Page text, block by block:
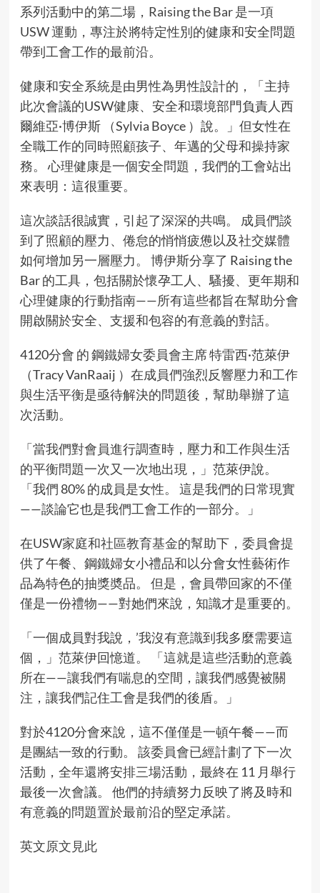
系列活動中的第二場， Raising the Bar 是一項
USW 運動 ，專注於將特定性別的健康和安全問題
帶到工會工作的最前沿。
健康和安全系統是由男性為男性設計的，「主持
此次會議的USW健康、安全和環境部門負責人西
爾維亞·博伊斯 （Sylvia Boyce ）說。」但女性在
全職工作的同時照顧孩子、年邁的父母和操持家
務。 心理健康是一個安全問題，我們的工會站出
來表明：這很重要。
這次談話很誠實，引起了深深的共鳴。 成員們談
到了照顧的壓力、倦怠的悄悄疲憊以及社交媒體
如何增加另一層壓力。 博伊斯分享了 Raising the
Bar 的工具，包括關於懷孕工人、騷擾、更年期和
心理健康的行動指南——所有這些都旨在幫助分會
開啟關於安全、支援和包容的有意義的對話。
4120分會 的 鋼鐵婦女委員會主席 特雷西·范萊伊
（Tracy VanRaaij ）在成員們強烈反響壓力和工作
與生活平衡是亟待解決的問題後，幫助舉辦了這
次活動。
「當我們對會員進行調查時，壓力和工作與生活
的平衡問題一次又一次地出現，」范萊伊說。
「我們 80% 的成員是女性。 這是我們的日常現實
——談論它也是我們工會工作的一部分。」
在USW家庭和社區教育基金的幫助下，委員會提
供了午餐、鋼鐵婦女小禮品和以分會女性藝術作
品為特色的抽獎奬品。 但是，會員帶回家的不僅
僅是一份禮物——對她們來說，知識才是重要的。
「一個成員對我說，’我沒有意識到我多麼需要這
個，」范萊伊回憶道。 「這就是這些活動的意義
所在——讓我們有喘息的空間，讓我們感覺被關
注，讓我們記住工會是我們的後盾。」
對於4120分會來說，這不僅僅是一頓午餐——而
是團結一致的行動。 該委員會已經計劃了下一次
活動，全年還將安排三場活動，最終在 11 月舉行
最後一次會議。 他們的持續努力反映了將及時和
有意義的問題置於最前沿的堅定承諾。
英文原文見此